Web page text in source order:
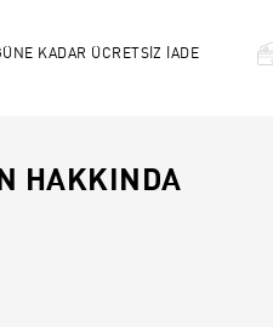
KADAR ÜCRETSİZ İADE
HAKKINDA